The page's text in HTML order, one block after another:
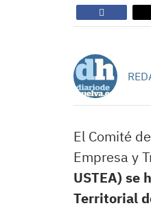
El Comité
Empresa y
USTEA) se
Territorial